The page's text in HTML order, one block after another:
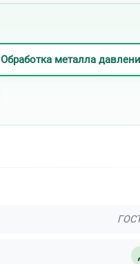
Обработка металла